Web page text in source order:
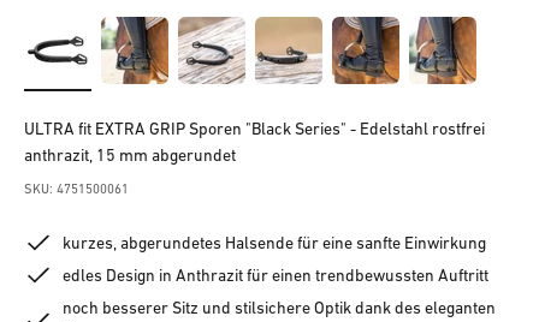
ULTRA fit EXTRA GRIP Sporen "Black Series" - Edelstahl rostfrei
anthrazit, 15 mm abgerundet
SKU: 4751500061
kurzes, abgerundetes Halsende für eine sanfte Einwirkung
edles Design in Anthrazit für einen trendbewussten Auftritt
noch besserer Sitz und stilsichere Optik dank des eleganten